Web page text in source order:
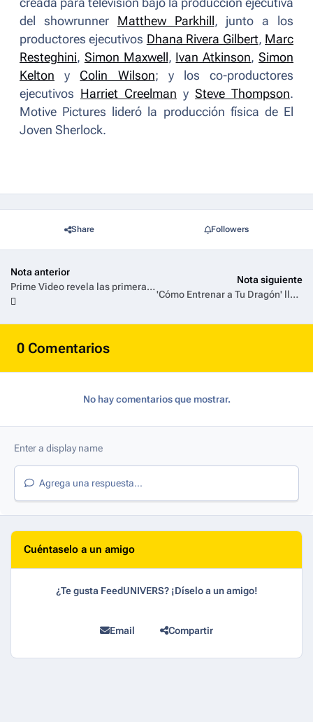
creada para televisión bajo la producción ejecutiva
del showrunner Matthew Parkhill , junto a los
productores ejecutivos Dhana Rivera Gilbert, Marc
Resteghini, Simon Maxwell , Ivan Atkinson,Simon
Kelton y Colin Wilson; y los co-productores
ejecutivos Harriet Creelman y Steve Thompson.
Motive Pictures lideró la producción física de El
Joven Sherlock.
Share Followers
Nota anterior
Prime Video revela las primeras imágenes de la película Equipo Demolición, protagonizada por Jason Momoa y Dave Bautista
Nota siguiente
'Cómo Entrenar a Tu Dragón' llega a HBO Max el 2 de enero
0 Comentarios
No hay comentarios que mostrar.
Agrega una respuesta...
Cuéntaselo a un amigo
¿Te gusta FeedUNIVERS? ¡Díselo a un amigo!
Email Compartir